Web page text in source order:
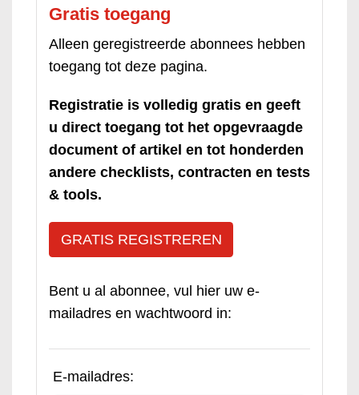
Gratis toegang
Alleen geregistreerde abonnees hebben
toegang tot deze pagina.
Registratie is volledig gratis en geeft
u direct toegang tot het opgevraagde
document of artikel en tot honderden
andere checklists, contracten en tests
& tools.
GRATIS REGISTREREN
Bent u al abonnee, vul hier uw e-
mailadres en wachtwoord in:
E-mailadres: